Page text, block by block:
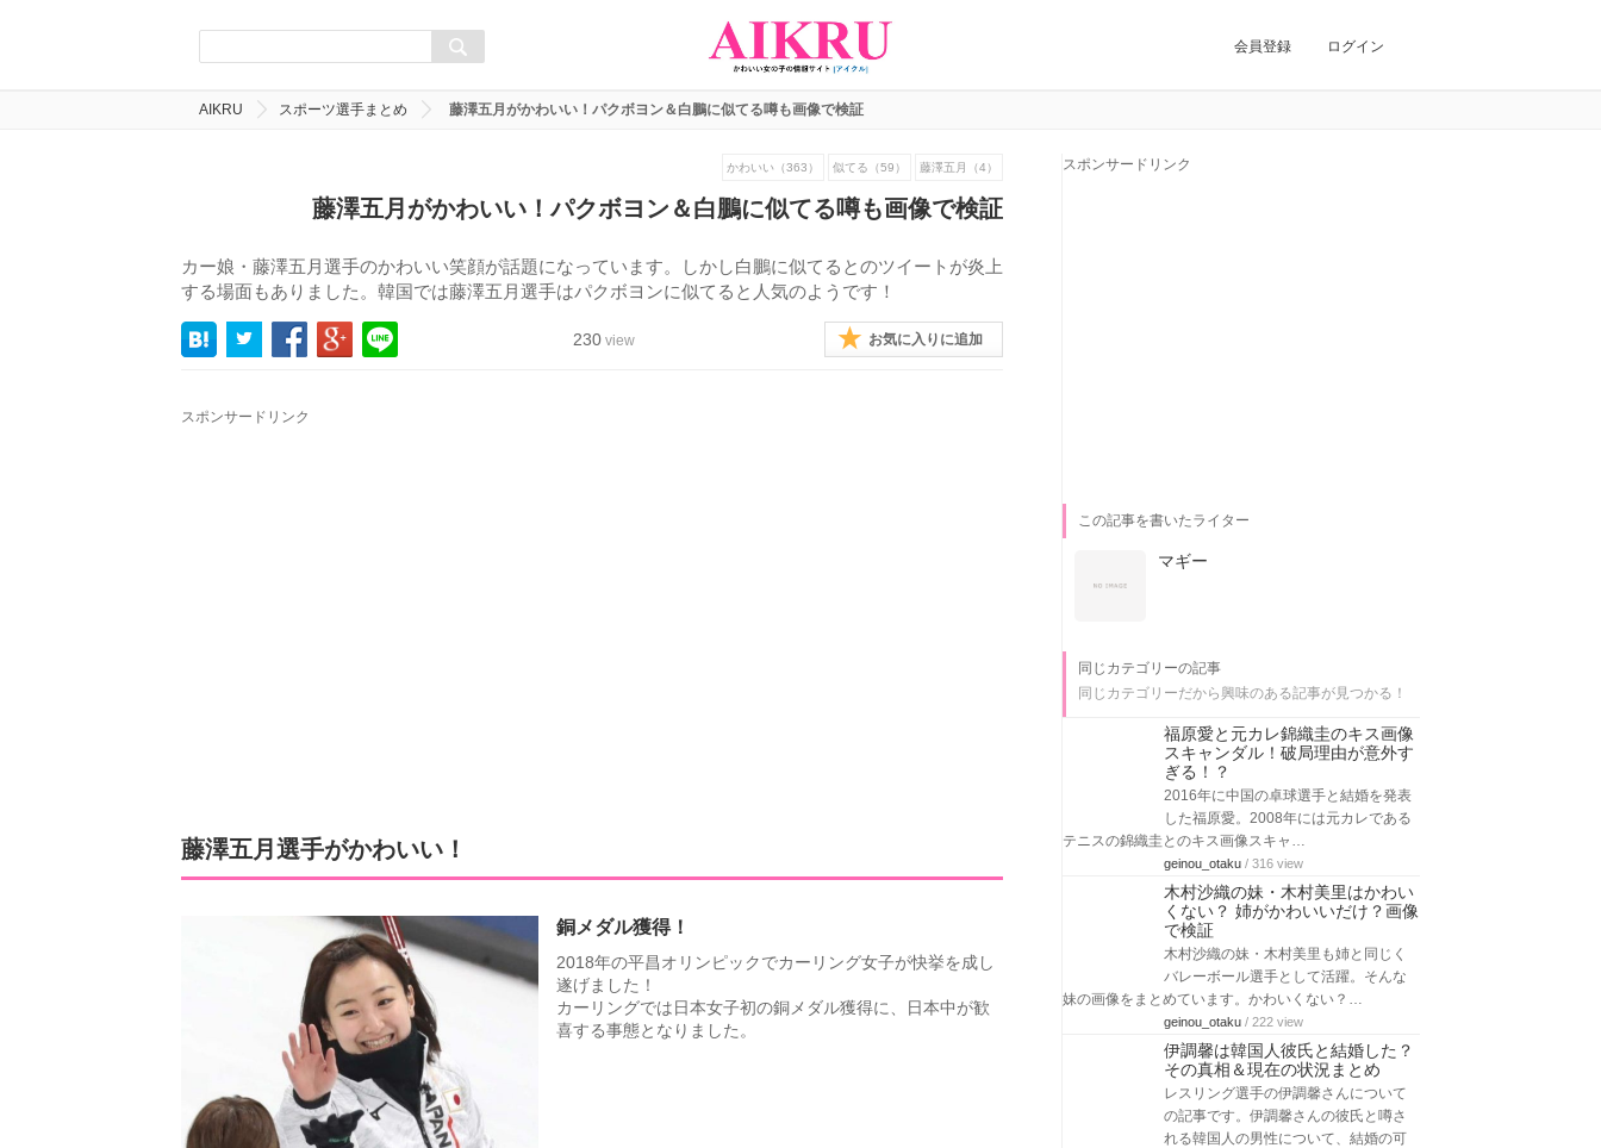
会員登録 ログイン
AIKRU スポーツ選手まとめ 藤澤五月がかわいい！パクボヨン＆白鵬に似てる噂も画像で検証
かわいい（363） 似てる（59） 藤澤五月（4）
藤澤五月がかわいい！パクボヨン＆白鵬に似てる噂も画像で検証
カー娘・藤澤五月選手のかわいい笑顔が話題になっています。しかし白鵬に似てるとのツイートが炎上
する場面もありました。韓国では藤澤五月選手はパクボヨンに似てると人気のようです！
230 view お気に入りに追加
スポンサードリンク
藤澤五月選手がかわいい！
銅メダル獲得！
2018年の平昌オリンピックでカーリング女子が快挙を成し
遂げました！
カーリングでは日本女子初の銅メダル獲得に、日本中が歓
喜する事態となりました。
スポンサードリンク
この記事を書いたライター
マギー
同じカテゴリーの記事
同じカテゴリーだから興味のある記事が見つかる！
福原愛と元カレ錦織圭のキス画像
スキャンダル！破局理由が意外す
ぎる！？
2016年に中国の卓球選手と結婚を発表
した福原愛。2008年には元カレである
テニスの錦織圭とのキス画像スキャ…
geinou_otaku / 316 view
木村沙織の妹・木村美里はかわい
くない？ 姉がかわいいだけ？画像
で検証
木村沙織の妹・木村美里も姉と同じく
バレーボール選手として活躍。そんな
妹の画像をまとめています。かわいくない？…
geinou_otaku / 222 view
伊調馨は韓国人彼氏と結婚した？
その真相＆現在の状況まとめ
レスリング選手の伊調馨さんについて
の記事です。伊調馨さんの彼氏と噂さ
れる韓国人の男性について、結婚の可